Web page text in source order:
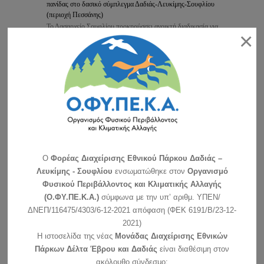
πανίδας στο δασικό σύμπλεγμα Δαδιάς-Λευκίμης-Σουφλίου
(περιοχή Πεσσάνης)
Το Δασαρχείο Σουφλίου προκηρύσσει ανοικτή διαδικασία για
τη σύναψη ηλεκτρονικής …
συνέχεια »
Συμμετοχή της μονάδας διαχείρισης στην εκδήλωση του
δήμου Σουφλίου
Η Μονάδα Διαχείρισης Εθνικών Πάρκων Δέλτα Έβρου,
Δαδιάς και Προστατευόμενων … συνέχεια »
Ανακοίνωση για τη λειτουργία του Κέντρου Ενημέρωσης –
το Κέντρο …συνέχεια »
Ανακοίνωση για τη λειτουργία του ΚΕ την Πρωτοχρονιά
συνέχεια »
Ευχές για τις γιορτές των Χριστουγέννων και της
Πρωτοχρονιάς
συνέχεια »
×
O Φορέας Διαχείρισης Εθνικού Πάρκου Δαδιάς –
Λευκίμης - Σουφλίου ενσωματώθηκε στον Οργανισμό
Φυσικού Περιβάλλοντος και Κλιματικής Αλλαγής
(Ο.ΦΥ.ΠΕ.Κ.Α.)σύμφωνα με την υπ’ αριθμ. ΥΠΕΝ/
ΔΝΕΠ/116475/4303/6-12-2021 απόφαση (ΦΕΚ 6191/Β/23-12-
2021)
Η ιστοσελίδα της νέας Μονάδας Διαχείρισης Εθνικών
Πάρκων Δέλτα Έβρου και Δαδιάς είναι διαθέσιμη στον
ακόλουθο σύνδεσμο: